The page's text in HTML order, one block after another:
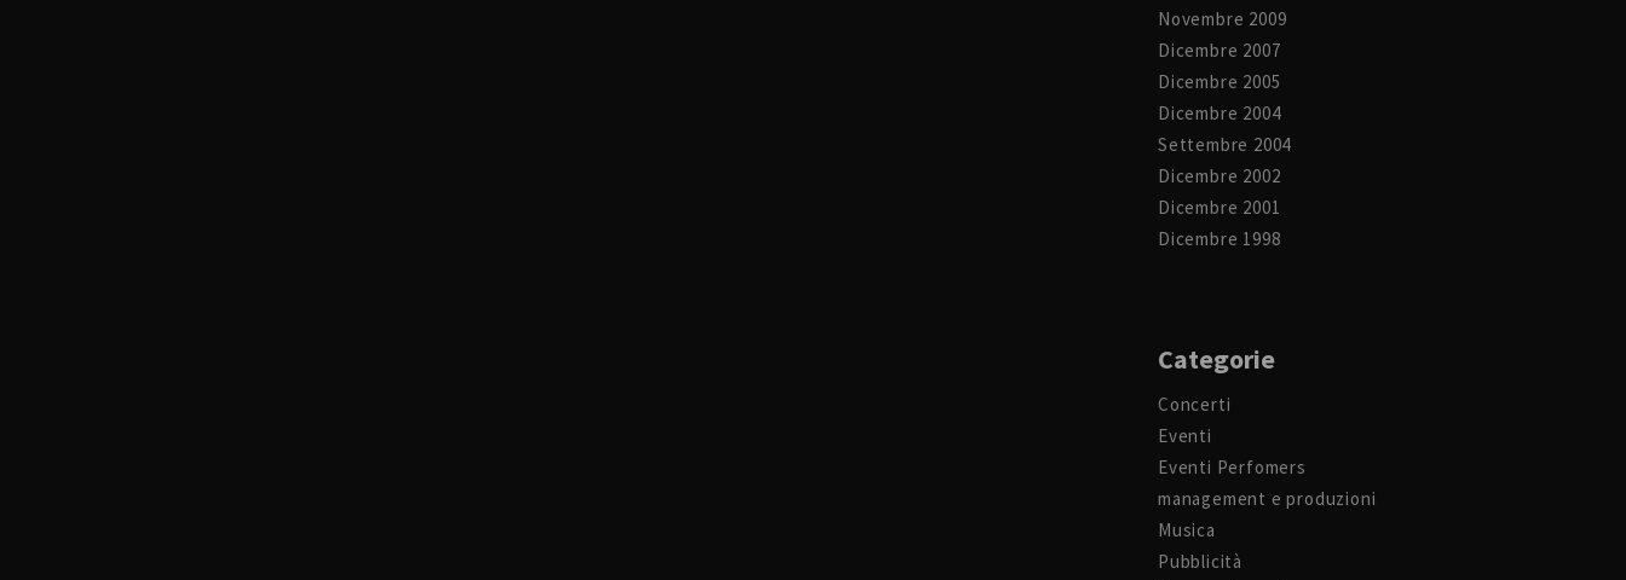
Novembre 2009
Dicembre 2007
Dicembre 2005
Dicembre 2004
Settembre 2004
Dicembre 2002
Dicembre 2001
Dicembre 1998
Categorie
Concerti
Eventi
Eventi Perfomers
management e produzioni
Musica
Pubblicità